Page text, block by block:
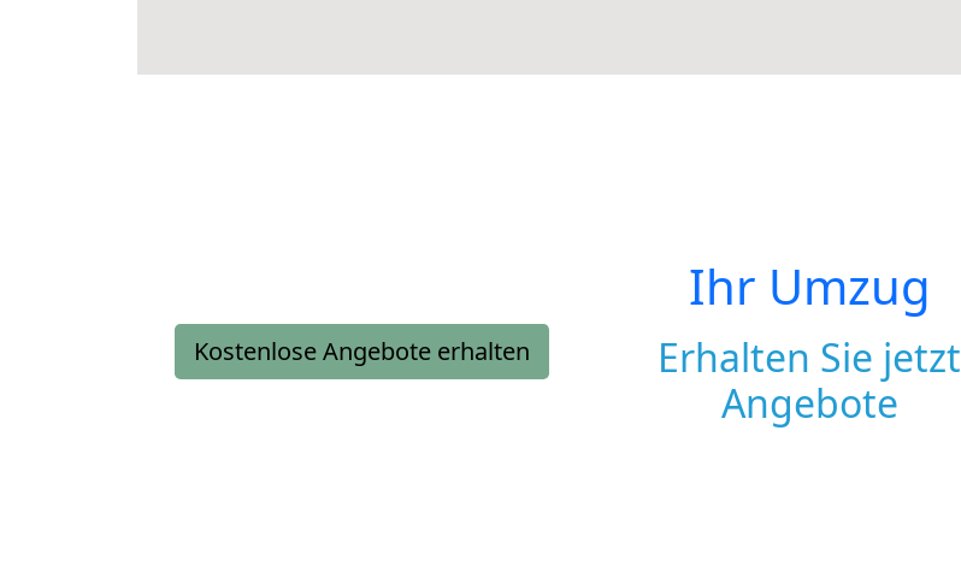
Kostenlose Angebote erhalten
Ihr Umzug
Erhalten Sie jetzt
Angebote